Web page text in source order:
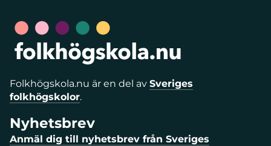
Folkhögskola.nu är en del av Sveriges
folkhögskolor.
Nyhetsbrev
Anmäl dig till nyhetsbrev från Sveriges